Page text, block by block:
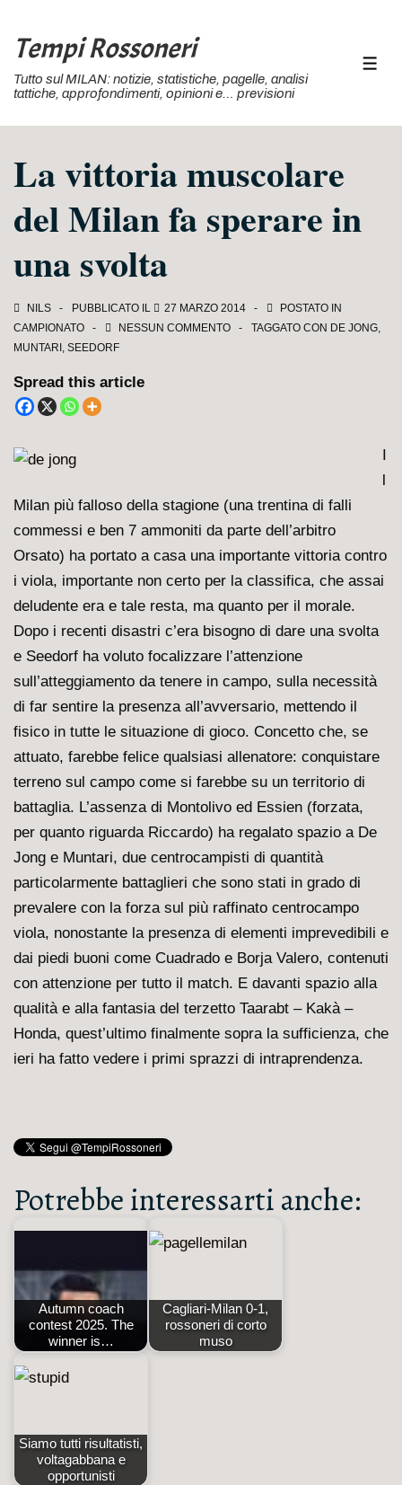
Vai
contenuto
Tempi Rossoneri
Tutto sul MILAN: notizie, statistiche, pagelle, analisi
tattiche, approfondimenti, opinioni e… previsioni
La vittoria muscolare
del Milan fa sperare in
una svolta
NILS PUBBLICATO IL 27 MARZO 2014
POSTATO IN
CAMPIONATO
NESSUN COMMENTO TAGGATO CON DE JONG,
MUNTARI , SEEDORF
Spread this article
I
l
Milan più falloso della stagione (una trentina di falli
commessi e ben 7 ammoniti da parte dell’arbitro
Orsato) ha portato a casa una importante vittoria contro
i viola, importante non certo per la classifica, che assai
deludente era e tale resta, ma quanto per il morale.
Dopo i recenti disastri c’era bisogno di dare una svolta
e Seedorf ha voluto focalizzare l’attenzione
sull’atteggiamento da tenere in campo, sulla necessità
di far sentire la presenza all’avversario, mettendo il
fisico in tutte le situazione di gioco. Concetto che, se
attuato, farebbe felice qualsiasi allenatore: conquistare
terreno sul campo come si farebbe su un territorio di
battaglia. L’assenza di Montolivo ed Essien (forzata,
per quanto riguarda Riccardo) ha regalato spazio a De
Jong e Muntari, due centrocampisti di quantità
particolarmente battaglieri che sono stati in grado di
prevalere con la forza sul più raffinato centrocampo
viola, nonostante la presenza di elementi imprevedibili e
dai piedi buoni come Cuadrado e Borja Valero, contenuti
con attenzione per tutto il match. E davanti spazio alla
qualità e alla fantasia del terzetto Taarabt – Kakà –
Honda, quest’ultimo finalmente sopra la sufficienza, che
ieri ha fatto vedere i primi sprazzi di intraprendenza.
Potrebbe interessarti anche:
Autumn coach
contest 2025. The
winner is…
Cagliari-Milan 0-1,
rossoneri di corto
muso
Siamo tutti risultatisti,
voltagabbana e
opportunisti